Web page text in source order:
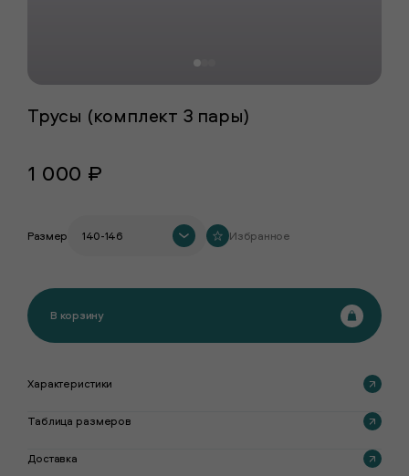
Трусы (комплект 3 пары)
1 000 ₽
Размер 140-146
В корзину
Избранное
Характеристики
Таблица размеров
Доставка